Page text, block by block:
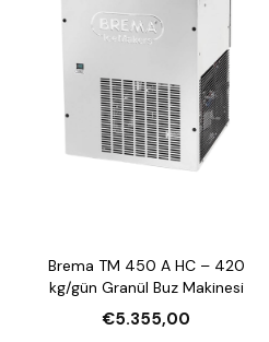
Brema TM 450 A HC – 420
kg/gün Granül Buz Makinesi
€5.355,00